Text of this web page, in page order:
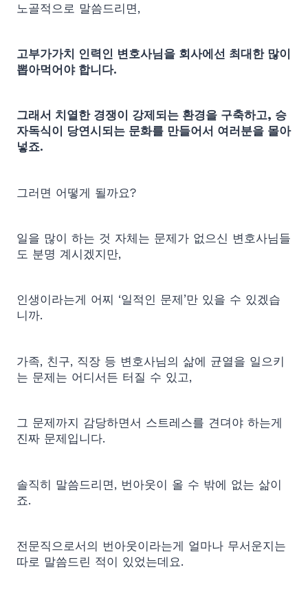
노골적으로 말씀드리면,
고부가가치 인력인 변호사님을 회사에선 최대한 많이
뽑아먹어야 합니다.
그래서 치열한 경쟁이 강제되는 환경을 구축하고, 승
자독식이 당연시되는 문화를 만들어서 여러분을 몰아
넣죠.
그러면 어떻게 될까요?
일을 많이 하는 것 자체는 문제가 없으신 변호사님들
도 분명 계시겠지만,
인생이라는게 어찌 ‘일적인 문제’만 있을 수 있겠습
니까.
가족, 친구, 직장 등 변호사님의 삶에 균열을 일으키
는 문제는 어디서든 터질 수 있고,
그 문제까지 감당하면서 스트레스를 견뎌야 하는게
진짜 문제입니다.
솔직히 말씀드리면, 번아웃이 올 수 밖에 없는 삶이
죠.
전문직으로서의 번아웃이라는게 얼마나 무서운지는
따로 말씀드린 적이 있었는데요.